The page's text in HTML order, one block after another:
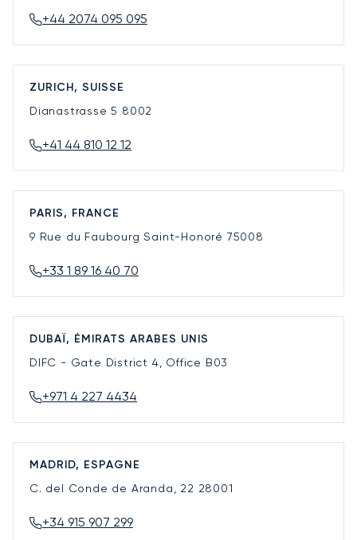
+44 2074 095 095
ZURICH, SUISSE
Dianastrasse 5 8002
+41 44 810 12 12
PARIS, FRANCE
9 Rue du Faubourg Saint-Honoré 75008
+33 1 89 16 40 70
DUBAÏ, ÉMIRATS ARABES UNIS
DIFC - Gate District 4, Office B03
+971 4 227 4434
MADRID, ESPAGNE
C. del Conde de Aranda, 22 28001
+34 915 907 299